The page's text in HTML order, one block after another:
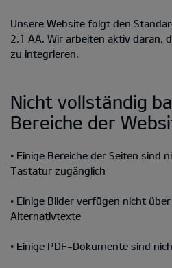
Unsere Website folgt den
2.1 AA. Wir arbeiten aktiv daran,
zu integrieren.
Nicht vollständig
Bereiche der
• Einige Bereiche der Seiten sind
Tastatur zugänglich
• Einige Bilder verfügen nicht
Alternativtexte
• Einige PDF-Dokumente sind